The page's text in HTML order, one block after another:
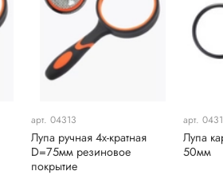
арт. 04313
Лупа ручная 4х-кратная
D=75мм резиновое
покрытие
арт.
Лупа
50мм